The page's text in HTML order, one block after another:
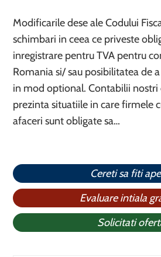
Modificarile dese ale Codului
schimbari in ceea ce priveste
inregistrare pentru TVA pentru
Romania si/ sau posibilitatea de
in mod optional. Contabilii nostri
prezinta situatiile in care firmele
afaceri sunt obligate sa…
Cereti sa fiti
Evaluare intiala
Solicitati